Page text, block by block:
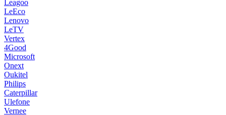
Leagoo
LeEco
Lenovo
LeTV
Vertex
4Good
Microsoft
Onext
Oukitel
Philips
Caterpillar
Ulefone
Vernee